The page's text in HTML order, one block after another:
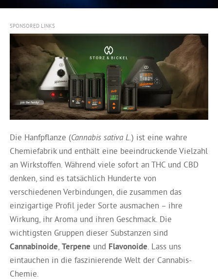
SPONSORED LINKS
Die Hanfpflanze (Cannabis sativa L. ) ist eine wahre
Chemiefabrik und enthält eine beeindruckende Vielzahl
an Wirkstoffen. Während viele sofort an THC und CBD
denken, sind es tatsächlich Hunderte von
verschiedenen Verbindungen, die zusammen das
einzigartige Profil jeder Sorte ausmachen – ihre
Wirkung, ihr Aroma und ihren Geschmack. Die
wichtigsten Gruppen dieser Substanzen sind
Cannabinoide Terpene und Flavonoide . Lass uns
eintauchen in die faszinierende Welt der Cannabis-
Chemie.